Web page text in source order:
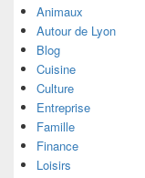
Animaux
Autour de Lyon
Blog
Cuisine
Culture
Entreprise
Famille
Finance
Loisirs